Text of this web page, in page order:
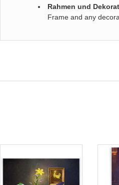
Rahmen und
Frame and any